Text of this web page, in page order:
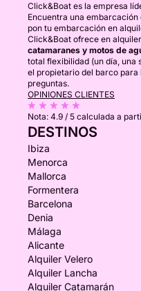
Click&Boat es la empresa
Encuentra una
pon tu embarcación en
Click&Boat ofrece en alquiler
catamaranes y motos de
total flexibilidad (un día, una
el propietario del barco
preguntas.
OPINIONES CLIENTES
Nota: 4.9 / 5 calculada a
DESTINOS
Ibiza
Menorca
Mallorca
Formentera
Barcelona
Denia
Málaga
Alicante
Alquiler Velero
Alquiler Lancha
Alquiler Catamarán